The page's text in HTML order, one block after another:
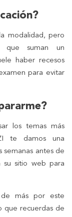
modalidad, pero
que suman un
haber recesos
para evitar
los temas más
te damos una
semanas antes de
su sitio web para
más por este
que recuerdas de